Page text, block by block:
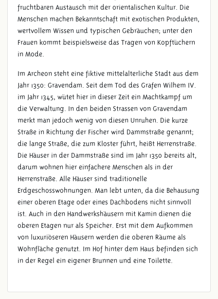
fruchtbaren Austausch mit der orientalischen Kultur. Die
Menschen machen Bekanntschaft mit exotischen Produkten,
wertvollem Wissen und typischen Gebräuchen; unter den
Frauen kommt beispielsweise das Tragen von Kopftüchern
in Mode.
Im Archeon steht eine fiktive mittelalterliche Stadt aus dem
Jahr 1350: Gravendam. Seit dem Tod des Grafen Wilhem IV.
im Jahr 1345, wütet hier in dieser Zeit ein Machtkampf um
die Verwaltung. In den beiden Strassen von Gravendam
merkt man jedoch wenig von diesen Unruhen. Die kurze
Straße in Richtung der Fischer wird Dammstraße genannt;
die lange Straße, die zum Kloster führt, heißt Herrenstraße.
Die Häuser in der Dammstraße sind im Jahr 1350 bereits alt,
darum wohnen hier einfachere Menschen als in der
Herrenstraße. Alle Häuser sind traditionelle
Erdgeschosswohnungen. Man lebt unten, da die Behausung
einer oberen Etage oder eines Dachbodens nicht sinnvoll
ist. Auch in den Handwerkshäusern mit Kamin dienen die
oberen Etagen nur als Speicher. Erst mit dem Aufkommen
von luxuriöseren Häusern werden die oberen Räume als
Wohnfläche genutzt. Im Hof ​​hinter dem Haus befinden sich
in der Regel ein eigener Brunnen und eine Toilette.